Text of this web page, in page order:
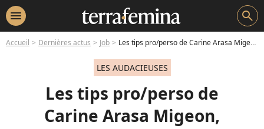
menu search
Accueil Dernières actus Job Les tips pro/perso de Carine Arasa Migeon, fondatrice du podcast Révolution Influence
LES AUDACIEUSES
Les tips pro/perso de
Carine Arasa Migeon,